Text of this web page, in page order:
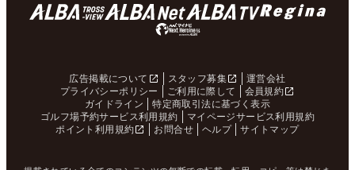
広告掲載について スタッフ募集
運営会社
プライバシーポリシー
ご利用に際して
会員規約
ガイドライン
特定商取引法に基づく表示
ゴルフ場予約サービス利用規約
マイページサービス利用規約
ポイント利用規約
お問合せ ヘルプ サイトマップ